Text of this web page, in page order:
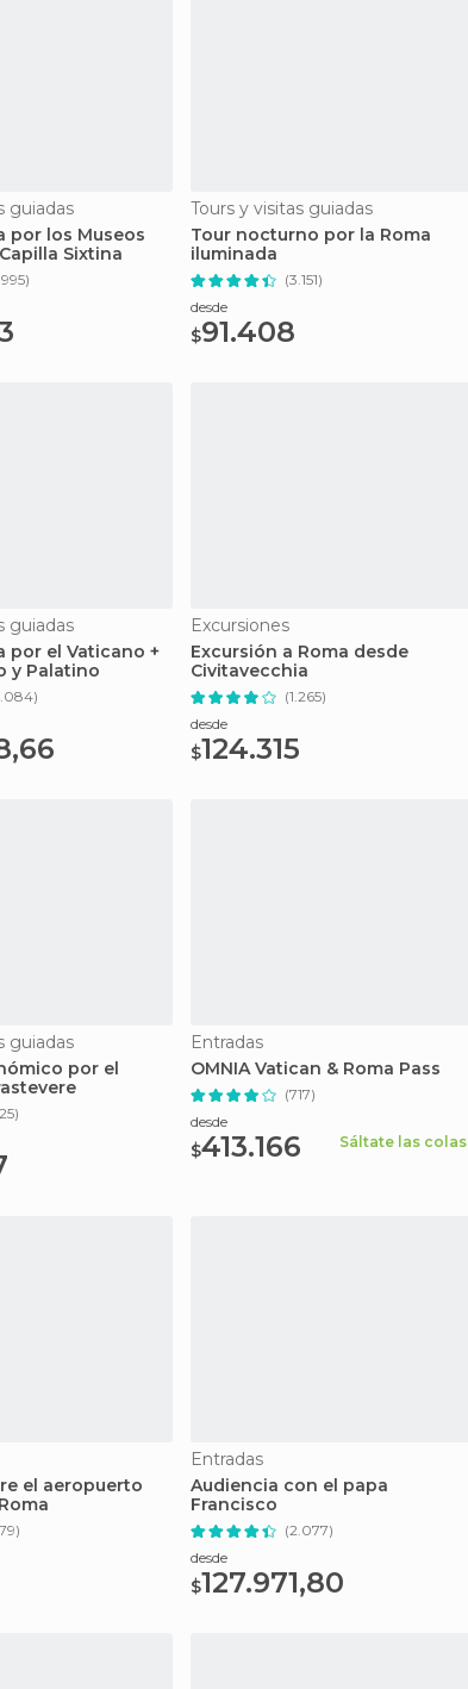
guiadas
por los Museos
Sixtina
Tours y visitas guiadas
Tour nocturno por la Roma
iluminada
(3.151)
desde
$91.408
guiadas
por el Vaticano +
y Palatino
Excursiones
Excursión a Roma desde
Civitavecchia
(1.265)
desde
$124.315
guiadas
por el
Entradas
OMNIA Vatican & Roma Pass
(717)
desde
$413.166 Sáltate las colas
el aeropuerto
Entradas
Audiencia con el papa
Francisco
(2.077)
desde
$127.971,80